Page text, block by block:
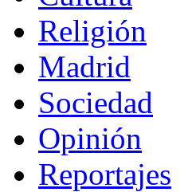
Religión
Madrid
Sociedad
Opinión
Reportajes